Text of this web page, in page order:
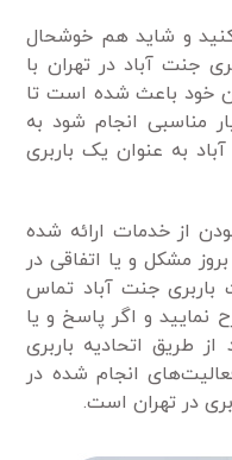
و شاید هم خوشحال
جنت آباد در تهران با
خود باعث شده است تا
مناسبی انجام شود به
به عنوان یک باربری
از خدمات ارائه شده
مشکل و یا اتفاقی در
جنت آباد تماس
نمایید و اگر پاسخ و یا
طریق اتحادیه باربری
انجام شده در
در تهران است.